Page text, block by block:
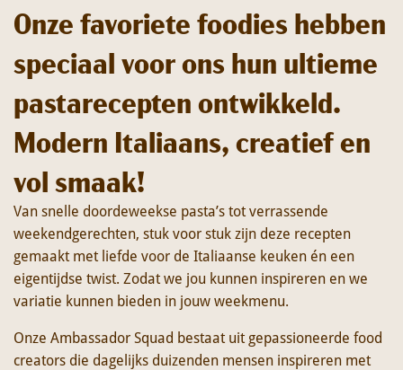
Onze favoriete foodies hebben
speciaal voor ons hun ultieme
pastarecepten ontwikkeld.
Modern Italiaans, creatief en
vol smaak!
Van snelle doordeweekse pasta’s tot verrassende
weekendgerechten, stuk voor stuk zijn deze recepten
gemaakt met liefde voor de Italiaanse keuken én een
eigentijdse twist. Zodat we jou kunnen inspireren en we
variatie kunnen bieden in jouw weekmenu.
Onze Ambassador Squad bestaat uit gepassioneerde food
creators die dagelijks duizenden mensen inspireren met